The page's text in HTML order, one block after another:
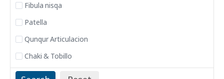
Fibula nisqa
Patella
Qunqur Articulacion
Chaki & Tobillo